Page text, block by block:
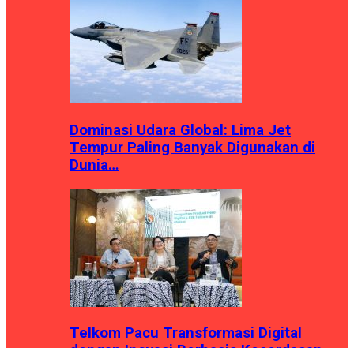
Dominasi Udara Global: Lima Jet
Tempur Paling Banyak Digunakan di
Dunia…
Telkom Pacu Transformasi Digital